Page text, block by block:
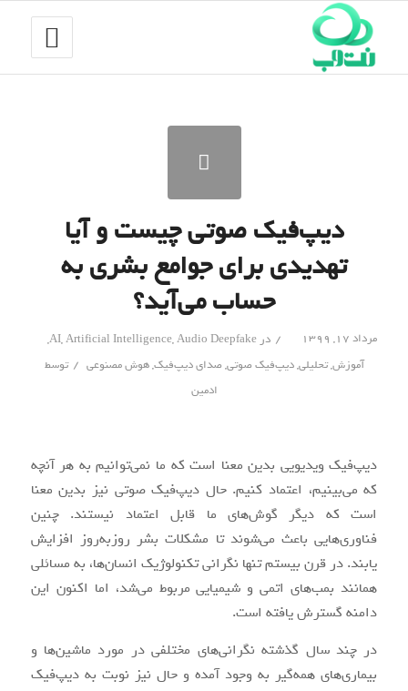
دیپ‌فیک صوتی چیست و آیا
تهدیدی برای جوامع بشری به
حساب می‌آید؟
مرداد ۱۷, ۱۳۹۹ / در AI,Artificial Intelligence,Audio Deepfake
,
آموزش,تحلیلی,دیپ‌فیک صوتی, صدای دیپ‌فیک,هوش مصنوعی / توسط
ادمین
دیپ‌فیک ویدیویی بدین معنا است که ما نمی‌توانیم به هر آنچه
که می‌بینیم، اعتماد کنیم. حال دیپ‌فیک صوتی نیز بدین معنا
است که دیگر گوش‌های ما قابل اعتماد نیستند. چنین
فناوری‌هایی باعث می‌شوند تا مشکلات بشر روزبه‌روز افزایش
یابند. در قرن بیستم تنها نگرانی تکنولوژیک انسان‌ها، به مسائلی
همانند بمب‌های اتمی و شیمیایی مربوط می‌شد، اما اکنون این
دامنه گسترش یافته است.
در چند سال گذشته نگرانی‌های مختلفی در مورد ماشین‌ها و
بیماری‌های همه‌گیر به وجود آمده و حال نیز نوبت به دیپ‌فیک